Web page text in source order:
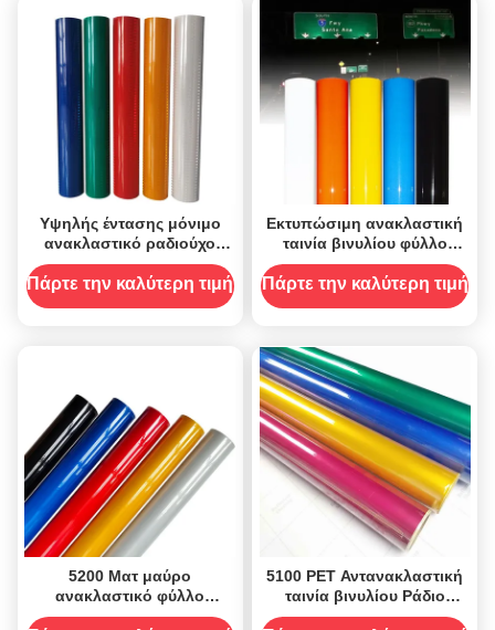
Υψηλής έντασης μόνιμο
ανακλαστικό ραδιούχο
φύλλο βινυλίου για σήμα
κυκλοφορίας
Πάρτε την καλύτερη τιμή
Εκτυπώσιμη ανακλαστική
ταινία βινυλίου φύλλο
ραδίου ακρυλικού τύπου
ξεσπούσα οθόνη
Πάρτε την καλύτερη τιμή
5200 Ματ μαύρο
ανακλαστικό φύλλο
βινυλίου PVC
5100 PET Αντανακλαστική
ταινία βινυλίου Ράδιο
Ρετρό Μεγάλο